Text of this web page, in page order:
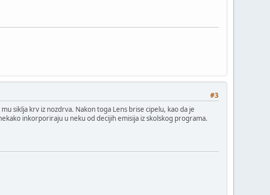
#3
siklja krv iz nozdrva. Nakon toga Lens brise cipelu, kao da je
inkorporiraju u neku od decijih emisija iz skolskog programa.